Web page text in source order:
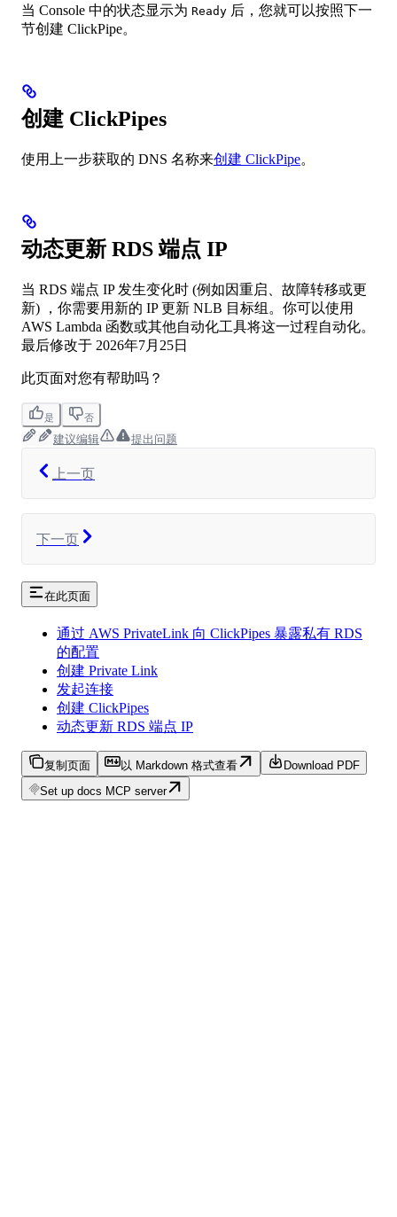
当 Console 中的状态显示为 Ready 后，您就可以按照下一
节创建 ClickPipe。
创建 ClickPipes
使用上一步获取的 DNS 名称来创建 ClickPipe。
动态更新 RDS 端点 IP
当 RDS 端点 IP 发生变化时 (例如因重启、故障转移或更
新) ，你需要用新的 IP 更新 NLB 目标组。你可以使用
AWS Lambda 函数或其他自动化工具将这一过程自动化。
最后修改于 2026年7月25日
此页面对您有帮助吗？
是 否
建议编辑 提出问题
上一页
下一页
在此页面
通过 AWS PrivateLink 向 ClickPipes 暴露私有 RDS
的配置
创建 Private Link
发起连接
创建 ClickPipes
动态更新 RDS 端点 IP
复制页面 以 Markdown 格式查看
Download PDF
Set up docs MCP server